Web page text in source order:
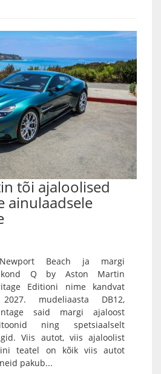
tõi ajaloolised
ainulaadsele
Beach ja margi
Q by Aston Martin
Editioni nime kandvat
2027. mudeliaasta DB12,
said margi ajaloost
ning spetsiaalselt
Viis autot, viis ajaloolist
teatel on kõik viis autot
pakub...